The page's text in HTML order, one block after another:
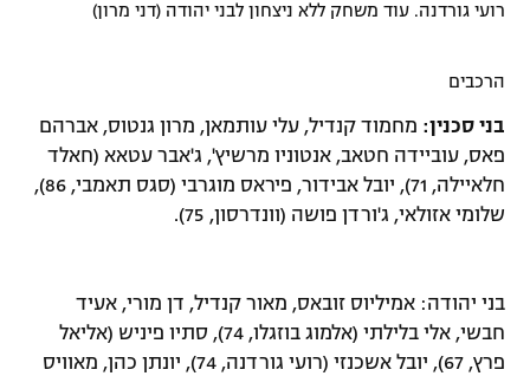
רועי גורדנה. עוד משחק ללא ניצחון לבני יהודה (דני מרון)
הרכבים
בני סכנין: מחמוד קנדיל, עלי עותמאן, מרון גנטוס, אברהם
פאס, עוביידה חטאב, אנטוניו מרשיץ', ג'אבר עטאא (חאלד
חלאיילה, 71), יובל אבידור, פיראס מוגרבי (סגס תאמבי, 86),
שלומי אזולאי, ג'ורדן פושה (וונדרסון, 75).
בני יהודה: אמיליוס זובאס, מאור קנדיל, דן מורי, אעיד
חבשי, אלי בלילתי (אלמוג בוזגלו, 74), סתיו פיניש (אליאל
פרץ, 67), יובל אשכנזי (רועי גורדנה, 74), יונתן כהן, מאוויס